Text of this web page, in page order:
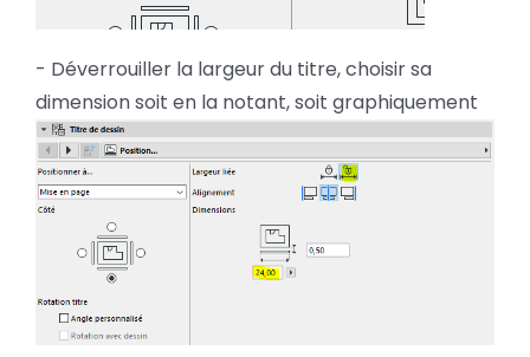
- Déverrouiller la largeur du titre, choisir sa
dimension soit en la notant, soit graphiquement